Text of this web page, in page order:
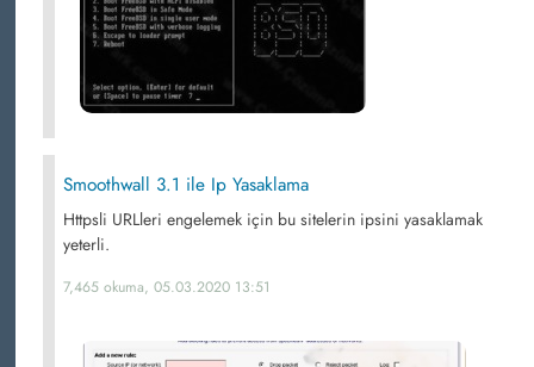
Smoothwall 3.1 ile Ip Yasaklama
Httpsli URLleri engelemek için bu sitelerin ipsini yasaklamak
yeterli.
7,465 okuma, 05.03.2020 13:51